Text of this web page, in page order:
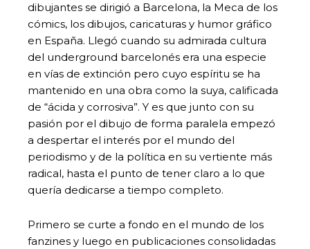
dibujantes se dirigió a Barcelona, la Meca de los
cómics, los dibujos, caricaturas y humor gráfico
en España. Llegó cuando su admirada cultura
del underground barcelonés era una especie
en vías de extinción pero cuyo espíritu se ha
mantenido en una obra como la suya, calificada
de “ácida y corrosiva”. Y es que junto con su
pasión por el dibujo de forma paralela empezó
a despertar el interés por el mundo del
periodismo y de la política en su vertiente más
radical, hasta el punto de tener claro a lo que
quería dedicarse a tiempo completo.
Primero se curte a fondo en el mundo de los
fanzines y luego en publicaciones consolidadas